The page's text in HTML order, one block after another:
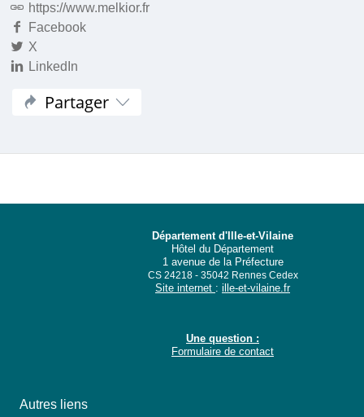
https://www.melkior.fr
Facebook
X
LinkedIn
Partager
Département d'Ille-et-Vilaine
Hôtel du Département
1 avenue de la Préfecture
CS 24218 - 35042 Rennes Cedex
Site internet : ille-et-vilaine.fr
Une question :
Formulaire de contact
Autres liens